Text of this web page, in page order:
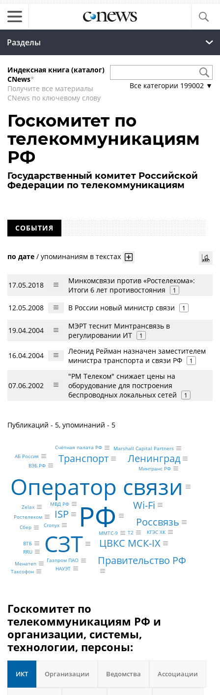
Разделы
Индексная книга (каталог)
CNews*
Получите все материалы
CNews по ключевому слову
Все категории 199002 ▼
Госкомитет по
телекоммуникациям
РФ
Государственный комитет Российской
Федерации по телекоммуникациям
СОБЫТИЯ
по дате / упоминаниям в текстах
17.05.2018
Минкомсвязи против «Ростелекома»:
Итоги 6 лет противостояния
1
12.05.2008 В России новый министр связи 1
19.04.2004
МЭРТ теснит Минтрансвязь в
регулировании ИТ
1
16.04.2004
Леонид Рейман назначен заместителем
министра транспорта и связи РФ
1
07.06.2002
"РМ Телеком" cнижaет цены на
оборудование для построения
беспроводных локальных сетей
1
Публикаций - 5, упоминаний - 5
РФ
СЗТ
Оператор связи
ЦВКС МСК-IX
Правительство РФ
Россвязь
Wi-Fi
ISP
Ленинград
Транспорт
ММТС-9
Zelax
Cronyx
Ростелеком
Т2 КГЭС ХК
Менатеп
ВЭБ.РФ
Сбер
ВТБ
Газпром ПАО
Marshall Capital Partners
АБ Россия
МВД РФ
Минтранс РФ
Счётная палата РФ
НАУЭТ
RRU
Таксофон
Госкомитет по
телекоммуникациям РФ и
организации, системы,
технологии, персоны:
ИКТ Организации Ведомства Ассоциации